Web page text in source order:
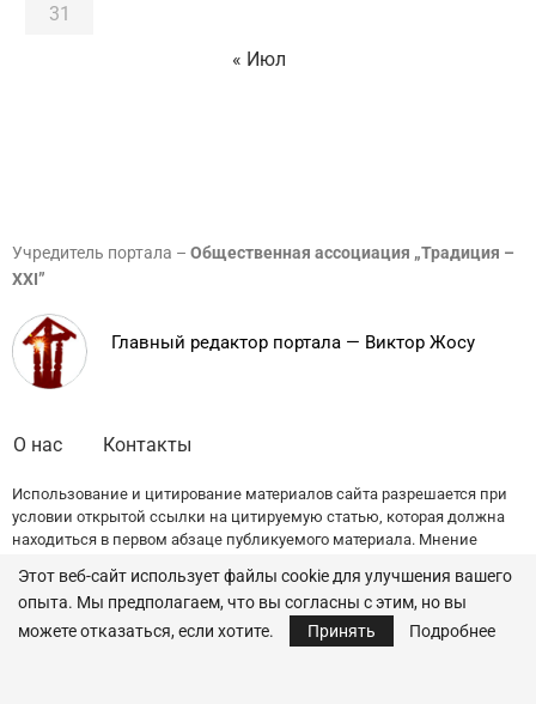
31
« Июл
Учредитель портала – Общественная ассоциация „Традиция –
XXI”
Главный редактор портала — Виктор Жосу
О нас Контакты
Использование и цитирование материалов сайта разрешается при
условии открытой ссылки на цитируемую статью, которая должна
находиться в первом абзаце публикуемого материала. Мнение
© 2022 — All Rights Reserved. Traditia.md
Этот веб-сайт использует файлы cookie для улучшения вашего
опыта. Мы предполагаем, что вы согласны с этим, но вы
можете отказаться, если хотите.
Принять Подробнее